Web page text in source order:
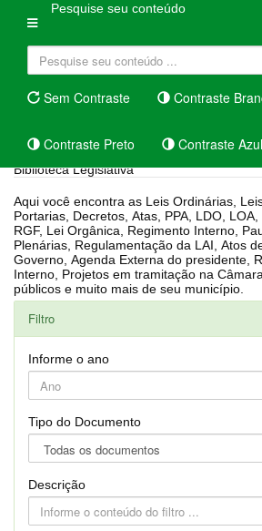
Pesquise seu conteúdo
Sem Contraste Contraste
Contraste Preto Contraste Azul
Biblioteca Legislativa
Aqui você encontra as Leis Ordinárias, Leis
Portarias, Decretos, Atas, PPA, LDO, LOA, RREO,
RGF, Lei Orgânica, Regimento Interno,
Plenárias, Regulamentação da LAI, Atos
Governo, Agenda Externa do presidente, Relatório do Controle
Interno, Projetos em tramitação na Câmara, Controle dos bens
públicos e muito mais de seu município.
Filtro
Informe o ano
Tipo do Documento
Descrição